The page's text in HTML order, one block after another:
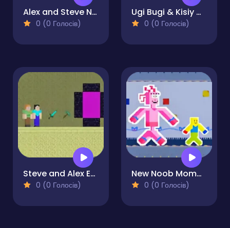
Alex and Steve Nether
0 (0 Голосів)
Ugi Bugi & Kisiy Misiy
0 (0 Голосів)
Steve and Alex Ender World
0 (0 Голосів)
New Noob Mommy Long
0 (0 Голосів)